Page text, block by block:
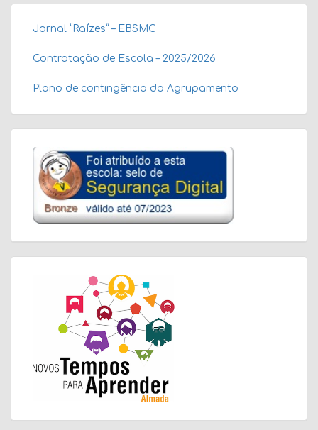
Jornal “Raízes” – EBSMC
Contratação de Escola – 2025/2026
Plano de contingência do Agrupamento